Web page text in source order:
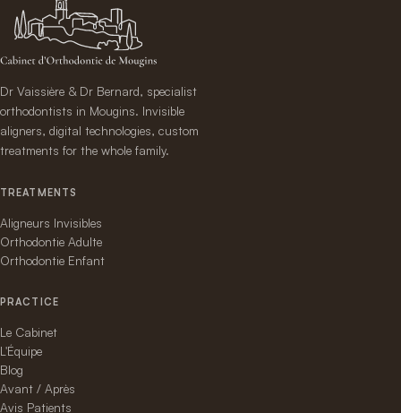
Dr Vaissière & Dr Bernard, specialist
orthodontists in Mougins. Invisible
aligners, digital technologies, custom
treatments for the whole family.
TREATMENTS
Aligneurs Invisibles
Orthodontie Adulte
Orthodontie Enfant
PRACTICE
Le Cabinet
L'Équipe
Blog
Avant / Après
Avis Patients